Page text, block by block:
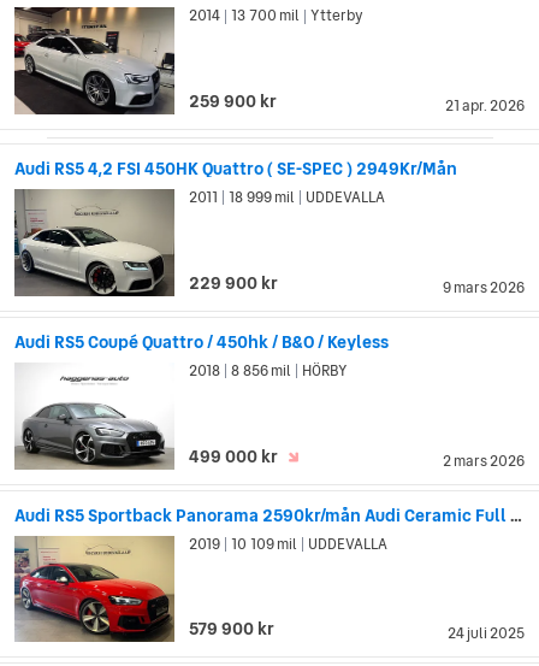
21 apr. 2026
2014 13 700 mil Ytterby
259 900 kr
Audi RS5 4,2 FSI 450HK Quattro ( SE-SPEC ) 2949Kr/Mån
9 mars 2026
2011 18 999 mil UDDEVALLA
229 900 kr
Audi RS5 Coupé Quattro / 450hk / B&O / Keyless
2 mars 2026
2018 8 856 mil HÖRBY
499 000 kr
Audi RS5 Sportback Panorama 2590kr/mån Audi Ceramic Full Spec
24 juli 2025
2019 10 109 mil UDDEVALLA
579 900 kr